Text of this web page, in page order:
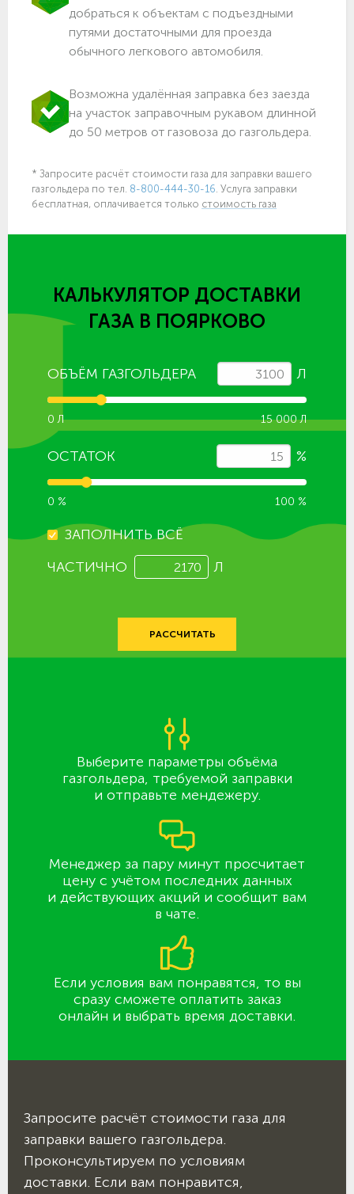
добраться к объектам c подъездными
путями достаточными для проезда
обычного легкового автомобиля.
Возможна удалённая заправка без заезда
на участок заправочным рукавом длинной
до 50 метров от газовоза до газгольдера.
* Запросите расчёт стоимости газа для заправки вашего
газгольдера по тел. 8-800-444-30-16. Услуга заправки
бесплатная, оплачивается только стоимость газа
КАЛЬКУЛЯТОР ДОСТАВКИ
ГАЗА В ПОЯРКОВО
ОБЪЁМ ГАЗГОЛЬДЕРА Л
0 Л 15 000 Л
ОСТАТОК %
0 % 100 %
ЗАПОЛНИТЬ ВСЁ
ЧАСТИЧНО
Л
РАССЧИТАТЬ
Выберите параметры объёма
газгольдера, требуемой заправки
и отправьте мендежеру.
Менеджер за пару минут просчитает
цену с учётом последних данных
и действующих акций и сообщит вам
в чате.
Если условия вам понравятся, то вы
сразу сможете оплатить заказ
онлайн и выбрать время доставки.
Запросите расчёт стоимости газа для
заправки вашего газгольдера.
Проконсультируем по условиям
доставки. Если вам понравится,